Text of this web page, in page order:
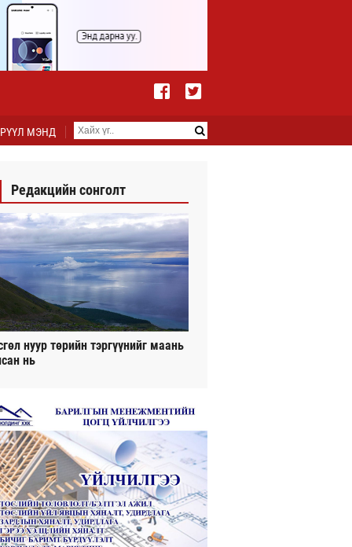
МЭНД
Редакцийн сонголт
нуур төрийн тэргүүнийг маань
нь